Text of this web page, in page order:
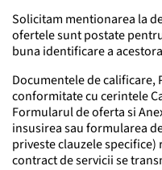
Solicitam mentionarea la
ofertele sunt postate
buna identificare a
Documentele de
conformitate cu cerintele
Formularul de oferta si
insusirea sau formularea
priveste clauzele
contract de servicii se